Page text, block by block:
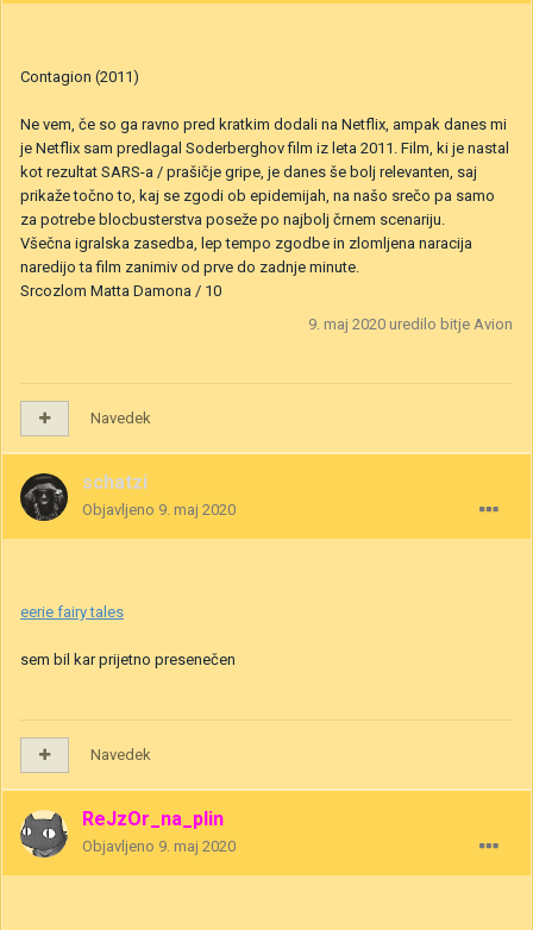
Contagion (2011)
Ne vem, če so ga ravno pred kratkim dodali na Netflix, ampak danes mi
je Netflix sam predlagal Soderberghov film iz leta 2011. Film, ki je nastal
kot rezultat SARS-a / prašičje gripe, je danes še bolj relevanten, saj
prikaže točno to, kaj se zgodi ob epidemijah, na našo srečo pa samo
za potrebe blocbusterstva poseže po najbolj črnem scenariju.
Všečna igralska zasedba, lep tempo zgodbe in zlomljena naracija
naredijo ta film zanimiv od prve do zadnje minute.
Srcozlom Matta Damona / 10
9. maj 2020 uredilo bitje Avion
Navedek
schatzi
Objavljeno 9. maj 2020
eerie fairy tales
sem bil kar prijetno presenečen
Navedek
ReJzOr_na_plin
Objavljeno 9. maj 2020